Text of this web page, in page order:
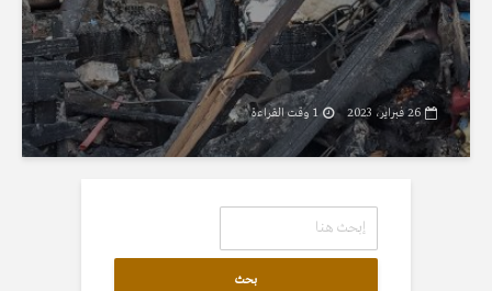
26 فبراير، 2023 1 وقت القراءة
بحث